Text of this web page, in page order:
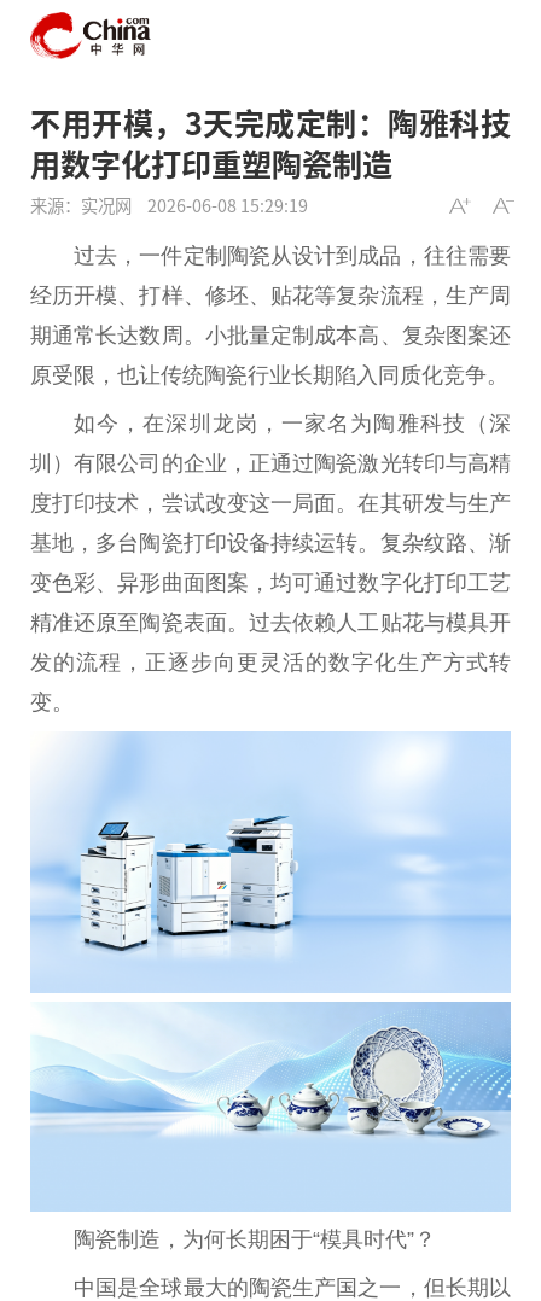
不用开模，3天完成定制：陶雅科技
用数字化打印重塑陶瓷制造
来源：实况网 2026-06-08 15:29:19
过去，一件定制陶瓷从设计到成品，往往需要
经历开模、打样、修坯、贴花等复杂流程，生产周
期通常长达数周。小批量定制成本高、复杂图案还
原受限，也让传统陶瓷行业长期陷入同质化竞争。
如今，在深圳龙岗，一家名为陶雅科技（深
圳）有限公司的企业，正通过陶瓷激光转印与高精
度打印技术，尝试改变这一局面。在其研发与生产
基地，多台陶瓷打印设备持续运转。复杂纹路、渐
变色彩、异形曲面图案，均可通过数字化打印工艺
精准还原至陶瓷表面。过去依赖人工贴花与模具开
发的流程，正逐步向更灵活的数字化生产方式转
变。
陶瓷制造，为何长期困于“模具时代”？
中国是全球最大的陶瓷生产国之一，但长期以